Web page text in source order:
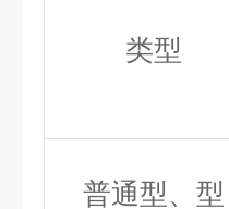
类型
普通型、型